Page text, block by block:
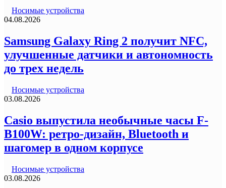
Носимые устройства
04.08.2026
Samsung Galaxy Ring 2 получит NFC,
улучшенные датчики и автономность
до трех недель
Носимые устройства
03.08.2026
Casio выпустила необычные часы F-
B100W: ретро-дизайн, Bluetooth и
шагомер в одном корпусе
Носимые устройства
03.08.2026